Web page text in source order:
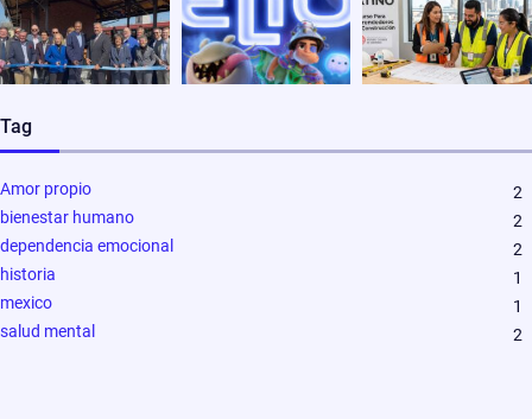
Tag
Amor propio
2
bienestar humano
2
dependencia emocional
2
historia
1
mexico
1
salud mental
2